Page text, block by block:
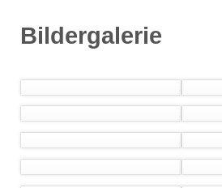
Bildergalerie